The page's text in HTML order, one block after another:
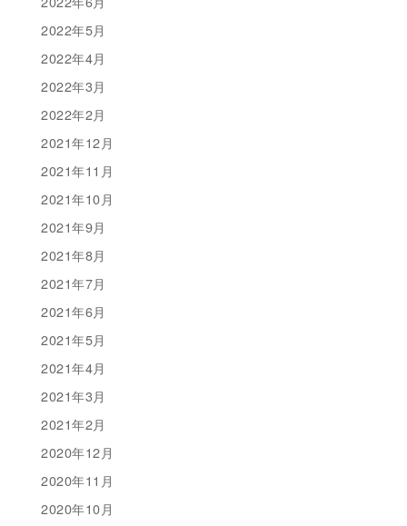
2022年5月
2022年4月
2022年3月
2022年2月
2021年12月
2021年11月
2021年10月
2021年9月
2021年8月
2021年7月
2021年6月
2021年5月
2021年4月
2021年3月
2021年2月
2020年12月
2020年11月
2020年10月